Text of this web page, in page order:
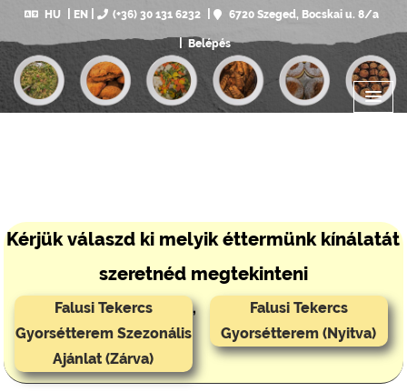
HU EN (+36) 30 131 6232 6720 Szeged, Bocskai u. 8/a
Belépés
Kérjük válaszd ki melyik éttermünk kínálatát
szeretnéd megtekinteni
Falusi Tekercs
Gyorsétterem Szezonális
Ajánlat (Zárva)
,
Falusi Tekercs
Gyorsétterem (Nyitva)